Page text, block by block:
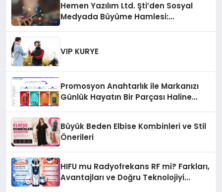
Hemen Yazılım Ltd. Şti’den Sosyal
Medyada Büyüme Hamlesi:
VIP KURYE
Promosyon Anahtarlık ile Markanızı
Günlük Hayatın Bir Parçası Haline
Büyük Beden Elbise Kombinleri ve Stil
Önerileri
HIFU mu Radyofrekans RF mi? Farkları,
Avantajları ve Doğru Teknolojiyi